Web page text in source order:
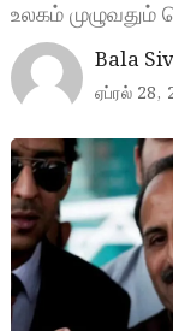
உலகம் முழுவதும்
Bala
ஏப்ரல் 28,